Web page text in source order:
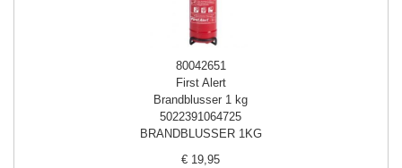
80042651
First Alert
Brandblusser 1 kg
5022391064725
BRANDBLUSSER 1KG
€ 19,95